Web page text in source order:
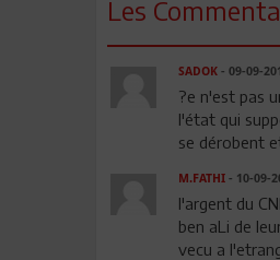
Les
SADOK- 09-09-
?e n'est pas
l'état qui
se dérobent
M.FATHI - 10-09-
l'argent du
ben aLi de
vecu a